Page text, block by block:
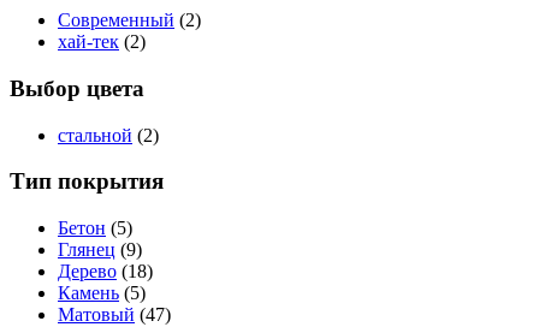
Современный (2)
хай-тек (2)
Выбор цвета
стальной (2)
Тип покрытия
Бетон (5)
Глянец (9)
Дерево (18)
Камень (5)
Матовый (47)